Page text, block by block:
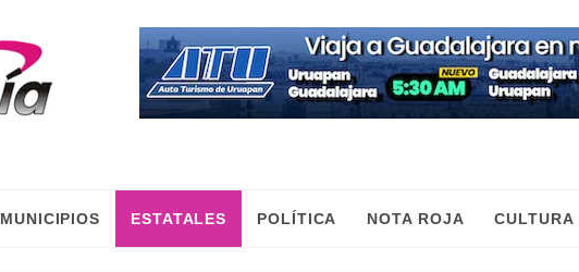
MUNICIPIOS ESTATALES POLÍTICA NOTA ROJA CULTURA